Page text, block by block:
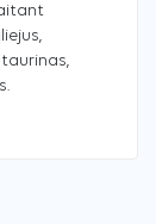
taurinas,